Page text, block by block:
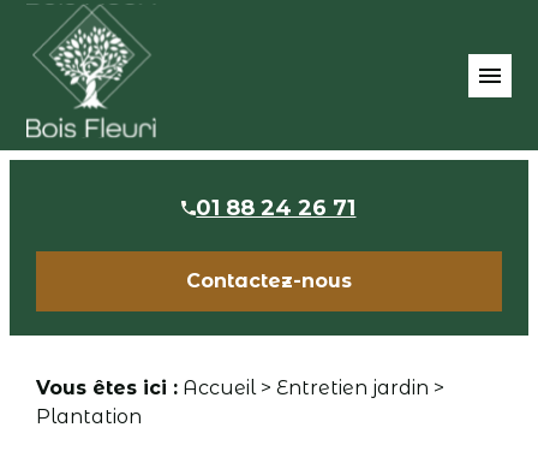
menu
01 88 24 26 71
Contactez-nous
Vous êtes ici : Accueil> Entretien jardin >
Plantation
Panneau de gestion des cookies